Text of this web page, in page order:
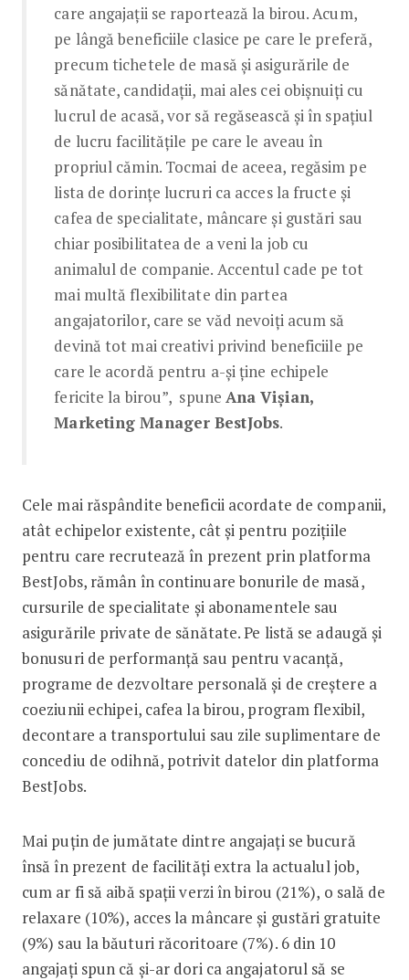
care angajații se raportează la birou. Acum,
pe lângă beneficiile clasice pe care le preferă,
precum tichetele de masă și asigurările de
sănătate, candidații, mai ales cei obișnuiți cu
lucrul de acasă, vor să regăsească și în spațiul
de lucru facilitățile pe care le aveau în
propriul cămin. Tocmai de aceea, regăsim pe
lista de dorințe lucruri ca acces la fructe și
cafea de specialitate, mâncare și gustări sau
chiar posibilitatea de a veni la job cu
animalul de companie. Accentul cade pe tot
mai multă flexibilitate din partea
angajatorilor, care se văd nevoiți acum să
devină tot mai creativi privind beneficiile pe
care le acordă pentru a-și ține echipele
fericite la birou”, spuneAna Vișian,
Marketing Manager BestJobs.
Cele mai răspândite beneficii acordate de companii,
atât echipelor existente, cât și pentru pozițiile
pentru care recrutează în prezent prin platforma
BestJobs, rămân în continuare bonurile de masă,
cursurile de specialitate și abonamentele sau
asigurările private de sănătate. Pe listă se adaugă și
bonusuri de performanță sau pentru vacanță,
programe de dezvoltare personală și de creștere a
coeziunii echipei, cafea la birou, program flexibil,
decontare a transportului sau zile suplimentare de
concediu de odihnă, potrivit datelor din platforma
BestJobs.
Mai puțin de jumătate dintre angajați se bucură
însă în prezent de facilități extra la actualul job,
cum ar fi să aibă spații verzi în birou (21%), o sală de
relaxare (10%), acces la mâncare și gustări gratuite
(9%) sau la băuturi răcoritoare (7%). 6 din 10
angajați spun că și-ar dori ca angajatorul să se